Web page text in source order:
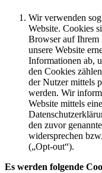
Wir verwenden
Website. Cookies
Browser auf Ihrem
unsere Website
Informationen ab,
den Cookies
der Nutzer mittels
werden. Wir
Website mittels
den zuvor
widersprechen
(„Opt-out“).
Es werden folgende